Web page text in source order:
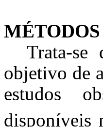
MÉTODOS
Trata-
objetivo de
estudos
disponíveis